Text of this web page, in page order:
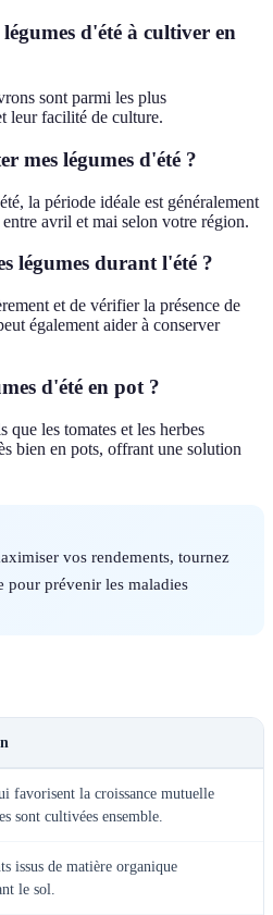
d'été à cultiver en
sont parmi les plus
leur facilité de culture.
mes légumes d'été ?
la période idéale est généralement
avril et mai selon votre région.
légumes durant l'été ?
et de vérifier la présence de
également aider à conserver
d'été en pot ?
les tomates et les herbes
bien en pots, offrant une solution
vos rendements, tournez
pour prévenir les maladies
favorisent la croissance mutuelle
sont cultivées ensemble.
issus de matière organique
le sol.